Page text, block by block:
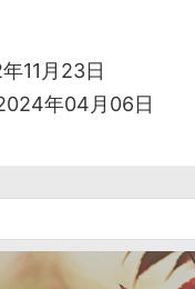
11月23日
年04月06日